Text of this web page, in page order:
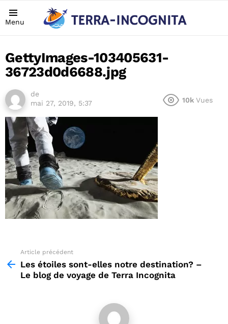
Menu
GettyImages-103405631-
36723d0d6688.jpg
de
mai 27, 2019, 5:37
10k Vues
more
Article précédent
Les étoiles sont-elles notre destination? –
Le blog de voyage de Terra Incognita